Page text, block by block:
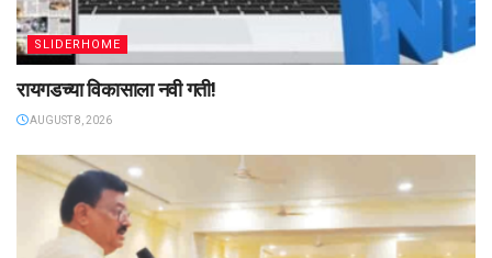
SLIDERHOME
रायगडच्या विकासाला नवी गती!
AUGUST 8, 2026